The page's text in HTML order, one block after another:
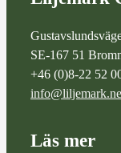
SE-167 51
+46 (0)8-22 52
Läs mer